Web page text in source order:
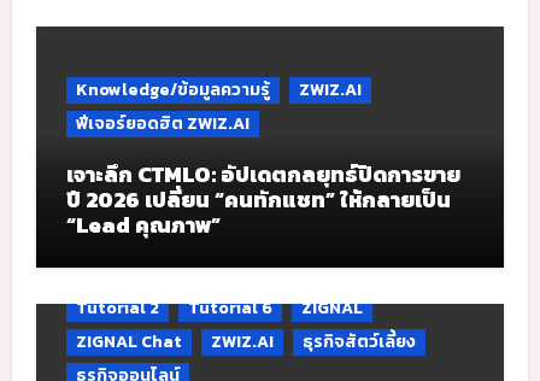
Knowledge/ข้อมูลความรู้
ZWIZ.AI
ฟีเจอร์ยอดฮิต ZWIZ.AI
เจาะลึก CTMLO: อัปเดตกลยุทธ์ปิดการขาย
ปี 2026 เปลี่ยน “คนทักแชท” ให้กลายเป็น
“Lead คุณภาพ”
Tutorial 2 Tutorial 6
ZIGNAL
ZIGNAL Chat
ZWIZ.AI
ธุรกิจสัตว์เลี้ยง
ธุรกิจออนไลน์